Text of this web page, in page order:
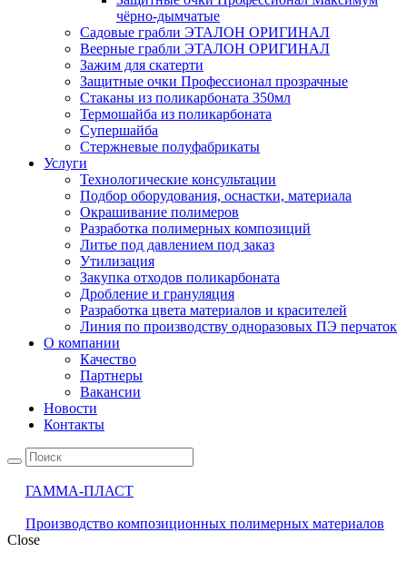
чёрно-дымчатые
Садовые грабли ЭТАЛОН ОРИГИНАЛ
Веерные грабли ЭТАЛОН ОРИГИНАЛ
Зажим для скатерти
Защитные очки Профессионал прозрачные
Стаканы из поликарбоната 350мл
Термошайба из поликарбоната
Супершайба
Стержневые полуфабрикаты
Услуги
Технологические консультации
Подбор оборудования, оснастки, материала
Окрашивание полимеров
Разработка полимерных композиций
Литье под давлением под заказ
Утилизация
Закупка отходов поликарбоната
Дробление и грануляция
Разработка цвета материалов и красителей
Линия по производству одноразовых ПЭ перчаток
О компании
Качество
Партнеры
Вакансии
Новости
Контакты
ГАММА-ПЛАСТ
Производство композиционных полимерных материалов
Close